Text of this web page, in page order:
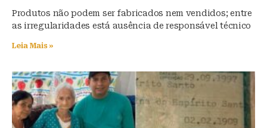
Produtos não podem ser fabricados nem vendidos; entre
as irregularidades está ausência de responsável técnico
Leia Mais »